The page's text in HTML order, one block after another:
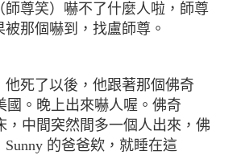
師尊笑）嚇不了什麼人啦，師尊
那個嚇到，找盧師尊。
他死了以後，他跟著那個佛奇
國。晚上出來嚇人喔。佛奇
，中間突然間多一個人出來，佛
Sunny 的爸爸欸，就睡在這